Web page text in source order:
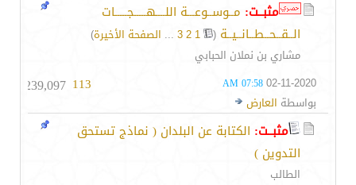
مثبــت: مــوســوعـــة اللــــهـــــجـــــات
الــقــحــطــانــيــة (
1
2
3
... الصفحة الأخيرة)
مشاري بن نملان الحبابي
02-11-2020
07:58 AM
بواسطة العارض
113
239,097
مثبــت: الكتابة عن البلدان ( نماذج تستحق
التدوين )
الطالب